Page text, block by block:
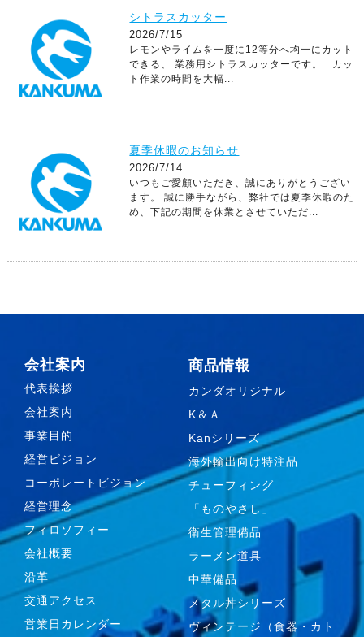
シトラスカッター
2026/7/15
レモンやライムを一度に12等分へ均一にカット
できる、 業務用シトラスカッターです。 カッ
ト作業の時間を大幅...
夏季休暇のお知らせ
2026/7/14
いつもご愛顧いただき、誠にありがとうござい
ます。 誠に勝手ながら、弊社では夏季休暇のた
め、下記の期間を休業とさせていただ...
会社案内
代表挨拶
会社案内
事業目的
経営ビジョン
コーポレートビジョン
経営理念
フィロソフィー
会社概要
沿革
交通アクセス
営業日カレンダー
商品情報
カンダオリジナル
K＆Ａ
Kanシリーズ
海外輸出向け特注品
チューフィング
「ものやさし」
衛生管理備品
ラーメン道具
中華備品
メタル丼シリーズ
ヴィンテージ（食器・カト